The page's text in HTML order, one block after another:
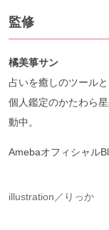
監修
橘美箏サン
占いを癒しのツール
個人鑑定のかたわら
動中。
Amebaオフィシャル
illustration／りっか